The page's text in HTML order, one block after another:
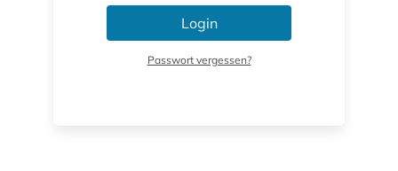
Login
Passwort vergessen?